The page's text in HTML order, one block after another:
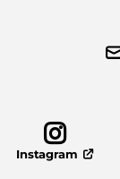
Instagram